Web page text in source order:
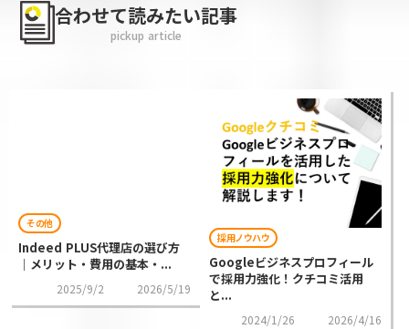
合わせて読みたい記事
pickup article
その他
Indeed PLUS代理店の選び方
｜メリット・費用の基本・...
2025/9/2 2026/5/19
採用ノウハウ
Googleビジネスプロフィール
で採用力強化！クチコミ活用
と...
2024/1/26 2026/4/16